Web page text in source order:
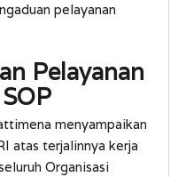
pelayanan
Pelayanan
menyampaikan
atas terjalinnya kerja
Organisasi